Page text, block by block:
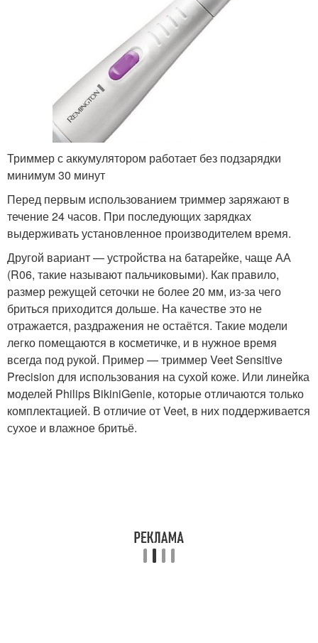
Триммер с аккумулятором работает без подзарядки
минимум 30 минут
Перед первым использованием триммер заряжают в
течение 24 часов. При последующих зарядках
выдерживать установленное производителем время.
Другой вариант — устройства на батарейке, чаще АА
(R06, такие называют пальчиковыми). Как правило,
размер режущей сеточки не более 20 мм, из-за чего
бриться приходится дольше. На качестве это не
отражается, раздражения не остаётся. Такие модели
легко помещаются в косметичке, и в нужное время
всегда под рукой. Пример — триммер Veet Sensitive
Precision для использования на сухой коже. Или линейка
моделей Philips BikiniGenie, которые отличаются только
комплектацией. В отличие от Veet, в них поддерживается
сухое и влажное бритьё.